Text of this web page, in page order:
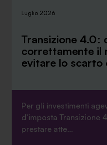
Luglio 2026
Transizione 4.0:
correttamente il
evitare lo scarto
Per gli investimenti
d’imposta Transizione
prestare atte...